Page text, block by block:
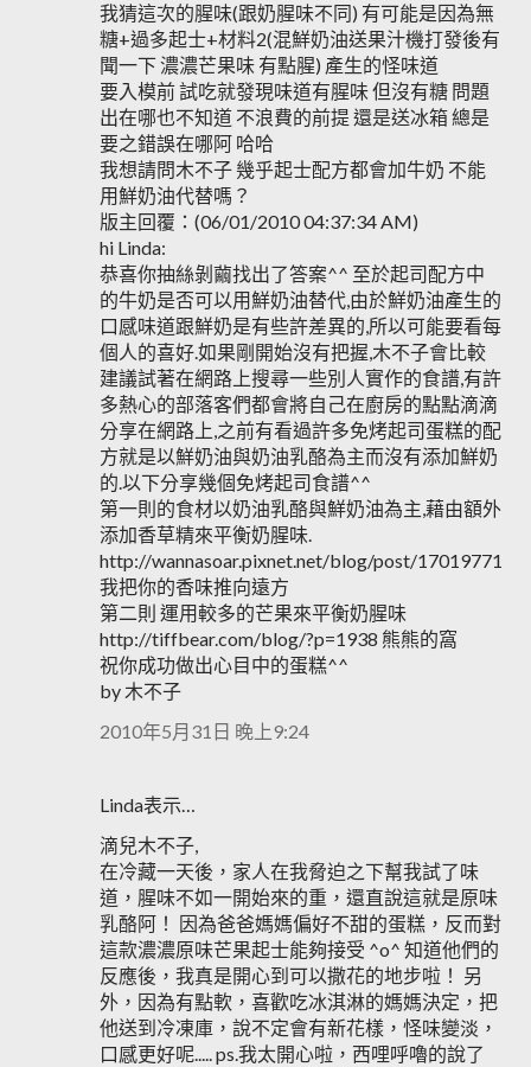
我猜這次的腥味(跟奶腥味不同) 有可能是因為無
糖+過多起士+材料2(混鮮奶油送果汁機打發後有
聞一下 濃濃芒果味 有點腥) 產生的怪味道
要入模前 試吃就發現味道有腥味 但沒有糖 問題
出在哪也不知道 不浪費的前提 還是送冰箱 總是
要之錯誤在哪阿 哈哈
我想請問木不子 幾乎起士配方都會加牛奶 不能
用鮮奶油代替嗎？
版主回覆：(06/01/2010 04:37:34 AM)
hi Linda:
恭喜你抽絲剝繭找出了答案^^ 至於起司配方中
的牛奶是否可以用鮮奶油替代,由於鮮奶油產生的
口感味道跟鮮奶是有些許差異的,所以可能要看每
個人的喜好.如果剛開始沒有把握,木不子會比較
建議試著在網路上搜尋一些別人實作的食譜,有許
多熱心的部落客們都會將自己在廚房的點點滴滴
分享在網路上,之前有看過許多免烤起司蛋糕的配
方就是以鮮奶油與奶油乳酪為主而沒有添加鮮奶
的.以下分享幾個免烤起司食譜^^
第一則的食材以奶油乳酪與鮮奶油為主,藉由額外
添加香草精來平衡奶腥味.
http://wannasoar.pixnet.net/blog/post/17019771
我把你的香味推向遠方
第二則 運用較多的芒果來平衡奶腥味
http://tiffbear.com/blog/?p=1938 熊熊的窩
祝你成功做出心目中的蛋糕^^
by 木不子
2010年5月31日 晚上9:24
Linda表示…
滴兒木不子,
在冷藏一天後，家人在我脅迫之下幫我試了味
道，腥味不如一開始來的重，還直說這就是原味
乳酪阿！ 因為爸爸媽媽偏好不甜的蛋糕，反而對
這款濃濃原味芒果起士能夠接受 ^o^ 知道他們的
反應後，我真是開心到可以撒花的地步啦！ 另
外，因為有點軟，喜歡吃冰淇淋的媽媽決定，把
他送到冷凍庫，說不定會有新花樣，怪味變淡，
口感更好呢..... ps.我太開心啦，西哩呼嚕的說了